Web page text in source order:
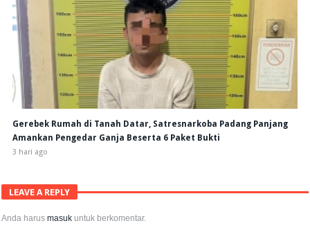
Gerebek Rumah di Tanah Datar, Satresnarkoba Padang Panjang
Amankan Pengedar Ganja Beserta 6 Paket Bukti
3 hari ago
LEAVE A REPLY
Anda harusmasuk untuk berkomentar.